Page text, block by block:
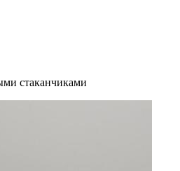
стаканчиками